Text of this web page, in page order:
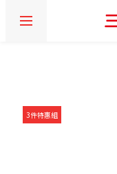
3件特惠組